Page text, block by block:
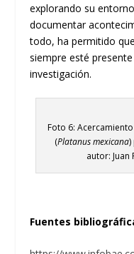
explorando su
documentar
todo, ha permitido
siempre esté
investigación.
Foto 6:
(Platanus mexicana)
autor: Juan
Fuentes